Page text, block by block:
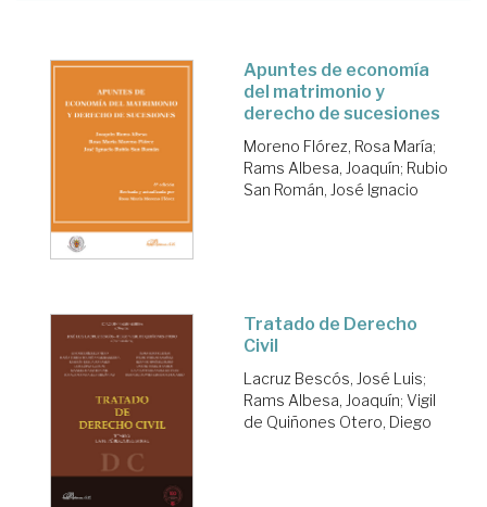
Apuntes de economía
del matrimonio y
derecho de sucesiones
Moreno Flórez, Rosa María;
Rams Albesa, Joaquín; Rubio
San Román, José Ignacio
Tratado de Derecho
Civil
Lacruz Bescós, José Luis;
Rams Albesa, Joaquín; Vigil
de Quiñones Otero, Diego